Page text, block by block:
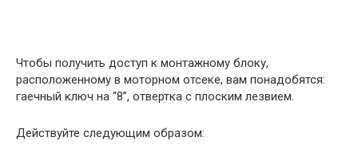
Чтобы получить доступ к монтажному блоку,
расположенному в моторном отсеке, вам понадобятся:
гаечный ключ на “8”, отвертка с плоским лезвием.
Действуйте следующим образом: